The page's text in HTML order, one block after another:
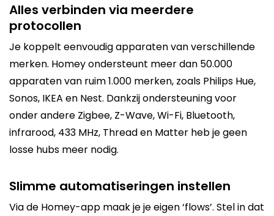
Alles verbinden via meerdere
protocollen
Je koppelt eenvoudig apparaten van verschillende
merken. Homey ondersteunt meer dan 50.000
apparaten van ruim 1.000 merken, zoals Philips Hue,
Sonos, IKEA en Nest. Dankzij ondersteuning voor
onder andere Zigbee, Z-Wave, Wi-Fi, Bluetooth,
infrarood, 433 MHz, Thread en Matter heb je geen
losse hubs meer nodig.
Slimme automatiseringen instellen
Via de Homey-app maak je je eigen ‘flows’. Stel in dat